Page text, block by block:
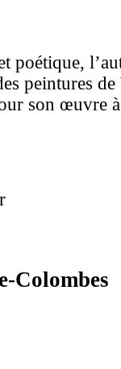
poétique,
peintures
son œuvre
Colombes